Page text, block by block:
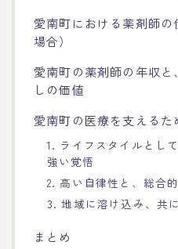
愛南町における薬剤師
場合）
愛南町の薬剤師の年収
しの価値
愛南町の医療を支えるた
1. ライフスタイルとし
強い覚悟
2. 高い自律性と、総合
3. 地域に溶け込み、共
まとめ